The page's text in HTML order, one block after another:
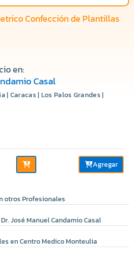
Confección de Plantillas
en:
Casal
| Caracas | Los Palos Grandes |
Agregar
otros Profesionales
José Manuel Candamio Casal
en Centro Medico Monteulia